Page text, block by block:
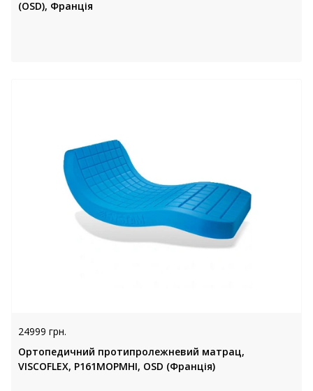
(OSD), Франція
24999 грн.
Ортопедичний протипролежневий матрац,
VISCOFLEX, P161MOPMHI, OSD (Франція)